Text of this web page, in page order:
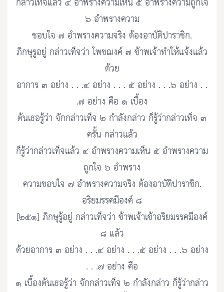
๖ อำพรางความ
ชอบใจ ๗ อำพรางความจริง ต้องอาบัติปาราชิก.
ภิกษุรูอยู่ กล่าวเท็จว่า โพชฌงค์ ๗ ข้าพเจ้าทำให้แจ้งแล้ว
ด้วย
อาการ ๓ อย่าง . . .๔ อย่าง . . . ๕ อย่าง . . .๖ อย่าง . .
.๗ อย่าง คือ ๑ เบื้อง
ต้นเธอรู้ว่า จักกล่าวเท็จ ๒ กำลังกล่าว ก็รู้ว่ากล่าวเท็จ ๓
ครั้น กล่าวแล้ว
ก็รู้ว่ากล่าวเท็จแล้ว ๔ อำพรางความเห็น ๕ อำพรางความ
ถูกใจ ๖ อำพราง
ความชอบใจ ๗ อำพรางความจริง ต้องอาบัติปาราชิก.
อริยมรรคมีองค์ ๘
[๒๕๑] ภิกษุรู้อยู่ กล่าวเท็จว่า ข้าพเจ้าเข้าอริยมรรคมีองค์
๘ แล้ว
ด้วยอาการ ๓ อย่าง . . .๔ อย่าง . . .๕ อย่าง . . .๖ อย่าง
. . .๗ อย่าง คือ
๑ เบื้องต้นเธอรู้ว่า จักกล่าวเท็จ ๒ กำลังกล่าว ก็รู้ว่ากล่าว